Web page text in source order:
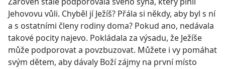
Jehovovu vůli. Chyběl jí Ježíš? Přála si někdy, aby byl s ní
a s ostatními členy rodiny doma? Pokud ano, nedávala
takové pocity najevo. Pokládala za výsadu, že Ježíše
může podporovat a povzbuzovat. Můžete i vy pomáhat
svým dětem, aby dávaly Boží zájmy na první místo